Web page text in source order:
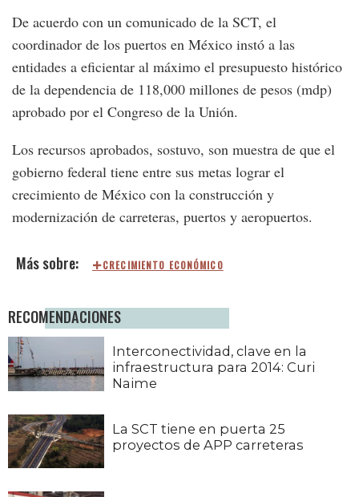
De acuerdo con un comunicado de la SCT, el
coordinador de los puertos en México instó a las
entidades a eficientar al máximo el presupuesto histórico
de la dependencia de 118,000 millones de pesos (mdp)
aprobado por el Congreso de la Unión.
Los recursos aprobados, sostuvo, son muestra de que el
gobierno federal tiene entre sus metas lograr el
crecimiento de México con la construcción y
modernización de carreteras, puertos y aeropuertos.
CRECIMIENTO ECONÓMICO
RECOMENDACIONES
Interconectividad, clave en la
infraestructura para 2014: Curi
Naime
La SCT tiene en puerta 25
proyectos de APP carreteras